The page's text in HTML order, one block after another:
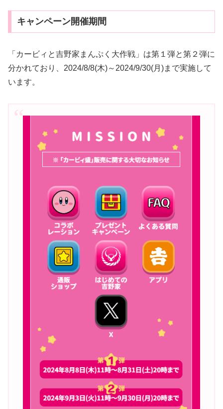
キャンペーン開催期間
「カービィと吉野家まんぷく大作戦」は第１弾と第２弾に
分かれており、2024/8/8(木)～2024/9/30(月)まで実施して
います。